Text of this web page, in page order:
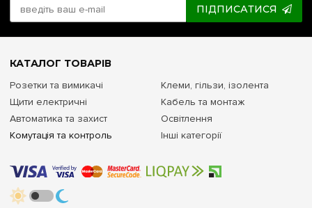
ПІДПИСАТИСЯ
КАТАЛОГ ТОВАРІВ
Розетки та вимикачі
Щити електричні
Автоматика та захист
Комутація та контроль
Клеми, гільзи, ізолента
Кабель та монтаж
Освітлення
Інші категорії